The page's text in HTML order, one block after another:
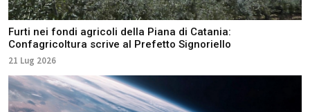
Furti nei fondi agricoli della Piana di Catania:
Confagricoltura scrive al Prefetto Signoriello
21 Lug 2026